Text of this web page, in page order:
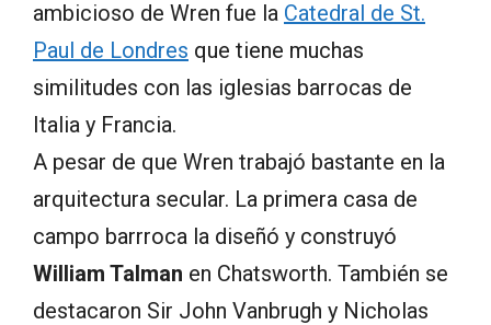
ambicioso de Wren fue la Catedral de St.
Paul de Londres que tiene muchas
similitudes con las iglesias barrocas de
Italia y Francia.
A pesar de que Wren trabajó bastante en la
arquitectura secular. La primera casa de
campo barrroca la diseñó y construyó
William Talman en Chatsworth. También se
destacaron Sir John Vanbrugh y Nicholas